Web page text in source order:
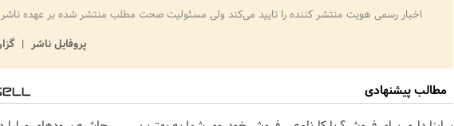
اخبار رسمی هویت منتشر کننده را تایید می‌کند ولی مسئولیت صحت مطلب منتشر شده بر عهده
پروفایل ناشر
مطالب پیشنهادی